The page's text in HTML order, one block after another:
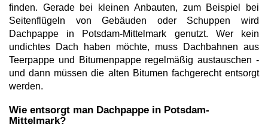
finden. Gerade bei kleinen Anbauten, zum Beispiel bei
Seitenflügeln von Gebäuden oder Schuppen wird
Dachpappe in Potsdam-Mittelmark genutzt. Wer kein
undichtes Dach haben möchte, muss Dachbahnen aus
Teerpappe und Bitumenpappe regelmäßig austauschen -
und dann müssen die alten Bitumen fachgerecht entsorgt
werden.
Wie entsorgt man Dachpappe in Potsdam-
Mittelmark?